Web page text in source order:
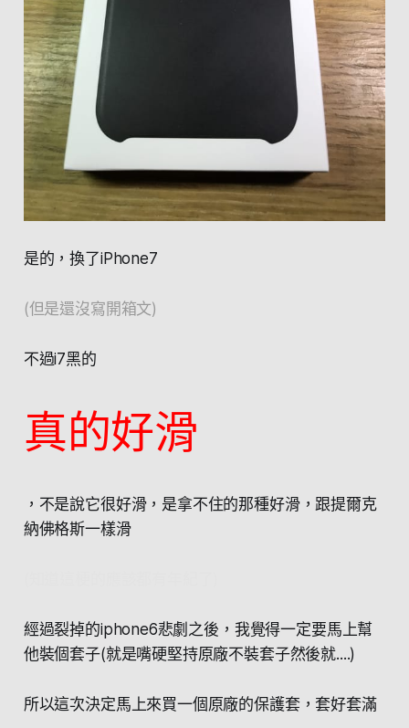
是的，換了iPhone7
(但是還沒寫開箱文)
不過i7黑的
真的好滑
，不是說它很好滑，是拿不住的那種好滑，跟提爾克
納佛格斯一樣滑
經過裂掉的iphone6悲劇之後，我覺得一定要馬上幫
他裝個套子(就是嘴硬堅持原廠不裝套子然後就....)
所以這次決定馬上來買一個原廠的保護套，套好套滿